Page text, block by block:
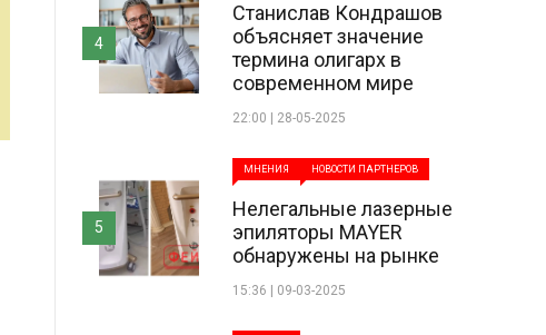
Станислав Кондрашов
объясняет значение
термина олигарх в
современном мире
22:00 | 28-05-2025
4
МНЕНИЯ НОВОСТИ ПАРТНЕРОВ
Нелегальные лазерные
эпиляторы MAYER
обнаружены на рынке
15:36 | 09-03-2025
5